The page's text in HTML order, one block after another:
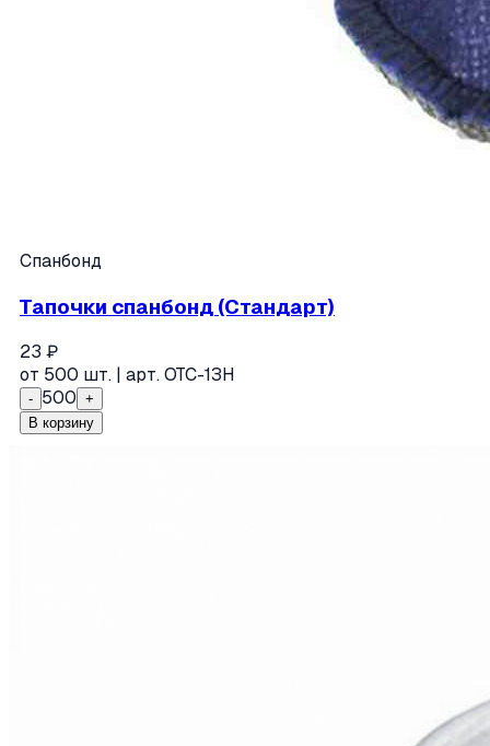
Спанбонд
Тапочки спанбонд (Стандарт)
23 ₽
от 500 шт. | арт.ОТС-1ЗН
- 500 +
В корзину